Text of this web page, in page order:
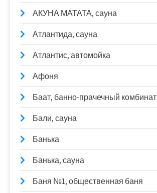
АКУНА МАТАТА, сауна
Атлантида, сауна
Атлантис, автомойка
Афоня
Баат, банно-прачечный комбинат
Бали, сауна
Банька
Банька, сауна
Баня №1, общественная баня